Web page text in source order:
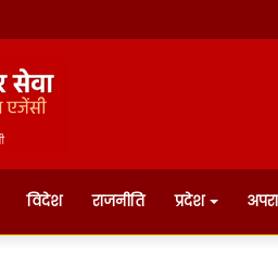
विदेश राजनीति प्रदेश